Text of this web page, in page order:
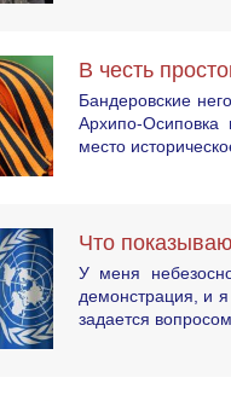
В честь
Бандеровские
Архипо-
место
Что
У меня
демонстрация, и
задается